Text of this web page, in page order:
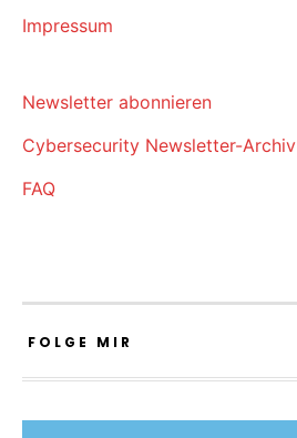
Impressum
Newsletter abonnieren
Cybersecurity Newsletter-Archiv
FAQ
FOLGE MIR